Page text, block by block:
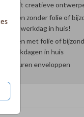
Kies uit creatieve
Kaarten zonder folie of
werkdag in huis!
Kaarten met folie of
werkdagen in huis
29 kleuren enveloppen